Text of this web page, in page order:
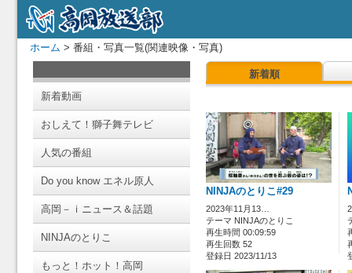
ホーム > 番組・写真一覧(関連映像・写真)
新着動画
おしえて！獅子舞テレビ
人気の番組
Do you know エネル原人
高岡－ｉニュース＆話題
NINJAのとりこ
もっと！ホット！高岡
新着順
NINJAのとりこ#29
2023年11月13…
テーマ NINJAのとりこ
再生時間 00:09:59
再生回数 52
登録日 2023/11/13